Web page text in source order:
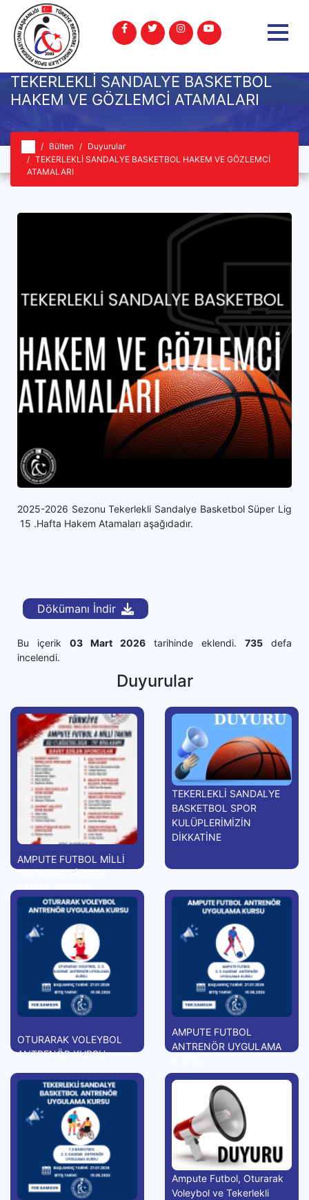
TEKERLEKLİ SANDALYE BASKETBOL
HAKEM VE GÖZLEMCİ ATAMALARI
Bülten
Duyurular
TEKERLEKLİ SANDALYE BASKETBOL HAKEM VE GÖZLEMCİ
ATAMALARI
2025-2026 Sezonu Tekerlekli Sandalye Basketbol Süper Lig
15 .Hafta Hakem Atamaları aşağıdadır.
Dökümanı İndir
Bu içerik 03 Mart 2026 tarihinde eklendi. 735 defa
incelendi.
Duyurular
AMPUTE FUTBOL MİLLİ
KAMPA GİRİYOR
TEKERLEKLİ SANDALYE
BASKETBOL SPOR
KULÜPLERİMİZİN
DİKKATİNE
OTURARAK VOLEYBOL
ANTRENÖR KURSU
AMPUTE FUTBOL
ANTRENÖR UYGULAMA
Ampute Futbol, Oturarak
Voleybol ve Tekerlekli